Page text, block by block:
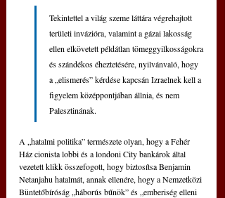
Tekintettel a világ szeme láttára végrehajtott
területi invázióra, valamint a gázai lakosság
ellen elkövetett példátlan tömeggyilkosságokra
és szándékos éheztetésére, nyilvánvaló, hogy
a „elismerés” kérdése kapcsán Izraelnek kell a
figyelem középpontjában állnia, és nem
Palesztinának.
A „hatalmi politika” természete olyan, hogy a Fehér
Ház cionista lobbi és a londoni City bankárok által
vezetett klikk összefogott, hogy biztosítsa Benjamin
Netanjahu hatalmát, annak ellenére, hogy a Nemzetközi
Büntetőbíróság „háborús bűnök” és „emberiség elleni